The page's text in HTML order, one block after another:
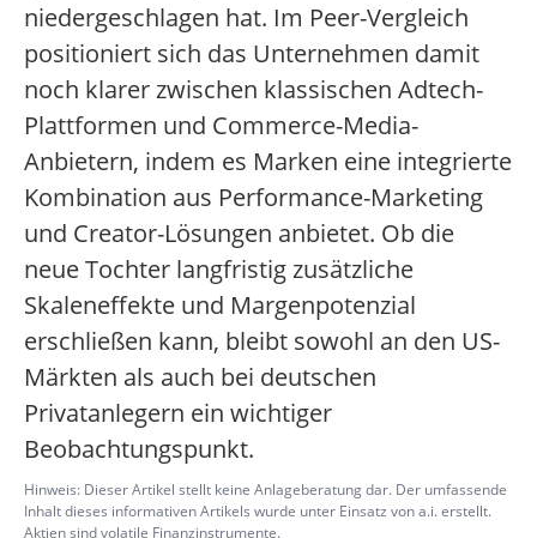
niedergeschlagen hat. Im Peer-Vergleich
positioniert sich das Unternehmen damit
noch klarer zwischen klassischen Adtech-
Plattformen und Commerce-Media-
Anbietern, indem es Marken eine integrierte
Kombination aus Performance-Marketing
und Creator-Lösungen anbietet. Ob die
neue Tochter langfristig zusätzliche
Skaleneffekte und Margenpotenzial
erschließen kann, bleibt sowohl an den US-
Märkten als auch bei deutschen
Privatanlegern ein wichtiger
Beobachtungspunkt.
Hinweis: Dieser Artikel stellt keine Anlageberatung dar. Der umfassende
Inhalt dieses informativen Artikels wurde unter Einsatz von a.i. erstellt.
Aktien sind volatile Finanzinstrumente.